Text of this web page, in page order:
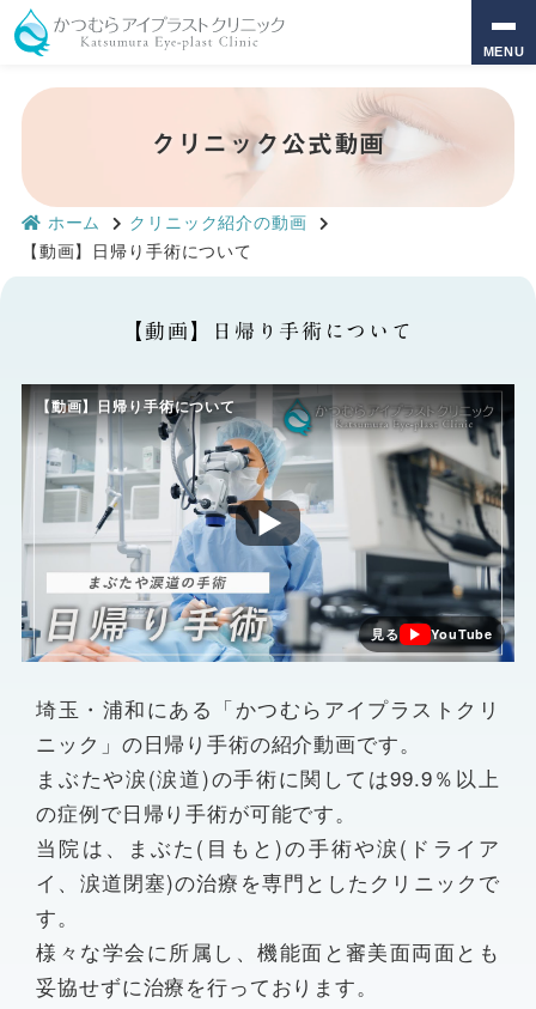
MENU
クリニック公式動画
ホーム
クリニック紹介の動画
【動画】日帰り手術について
【動画】日帰り手術について
【動画】日帰り手術について
見る YouTube
埼玉・浦和にある「かつむらアイプラストクリ
ニック」の日帰り手術の紹介動画です。
まぶたや涙(涙道)の手術に関しては99.9％以上
の症例で日帰り手術が可能です。
当院は、まぶた(目もと)の手術や涙(ドライア
イ、涙道閉塞)の治療を専門としたクリニックで
す。
様々な学会に所属し、機能面と審美面両面とも
妥協せずに治療を行っております。